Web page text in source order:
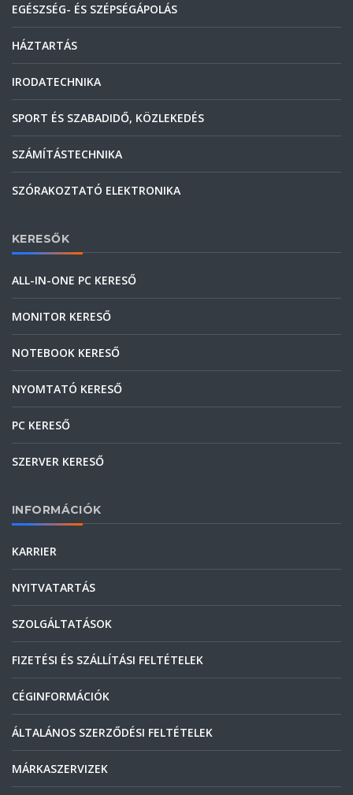
EGÉSZSÉG- ÉS SZÉPSÉGÁPOLÁS
HÁZTARTÁS
IRODATECHNIKA
SPORT ÉS SZABADIDŐ, KÖZLEKEDÉS
SZÁMÍTÁSTECHNIKA
SZÓRAKOZTATÓ ELEKTRONIKA
KERESŐK
ALL-IN-ONE PC KERESŐ
MONITOR KERESŐ
NOTEBOOK KERESŐ
NYOMTATÓ KERESŐ
PC KERESŐ
SZERVER KERESŐ
INFORMÁCIÓK
KARRIER
NYITVATARTÁS
SZOLGÁLTATÁSOK
FIZETÉSI ÉS SZÁLLÍTÁSI FELTÉTELEK
CÉGINFORMÁCIÓK
ÁLTALÁNOS SZERZŐDÉSI FELTÉTELEK
MÁRKASZERVIZEK